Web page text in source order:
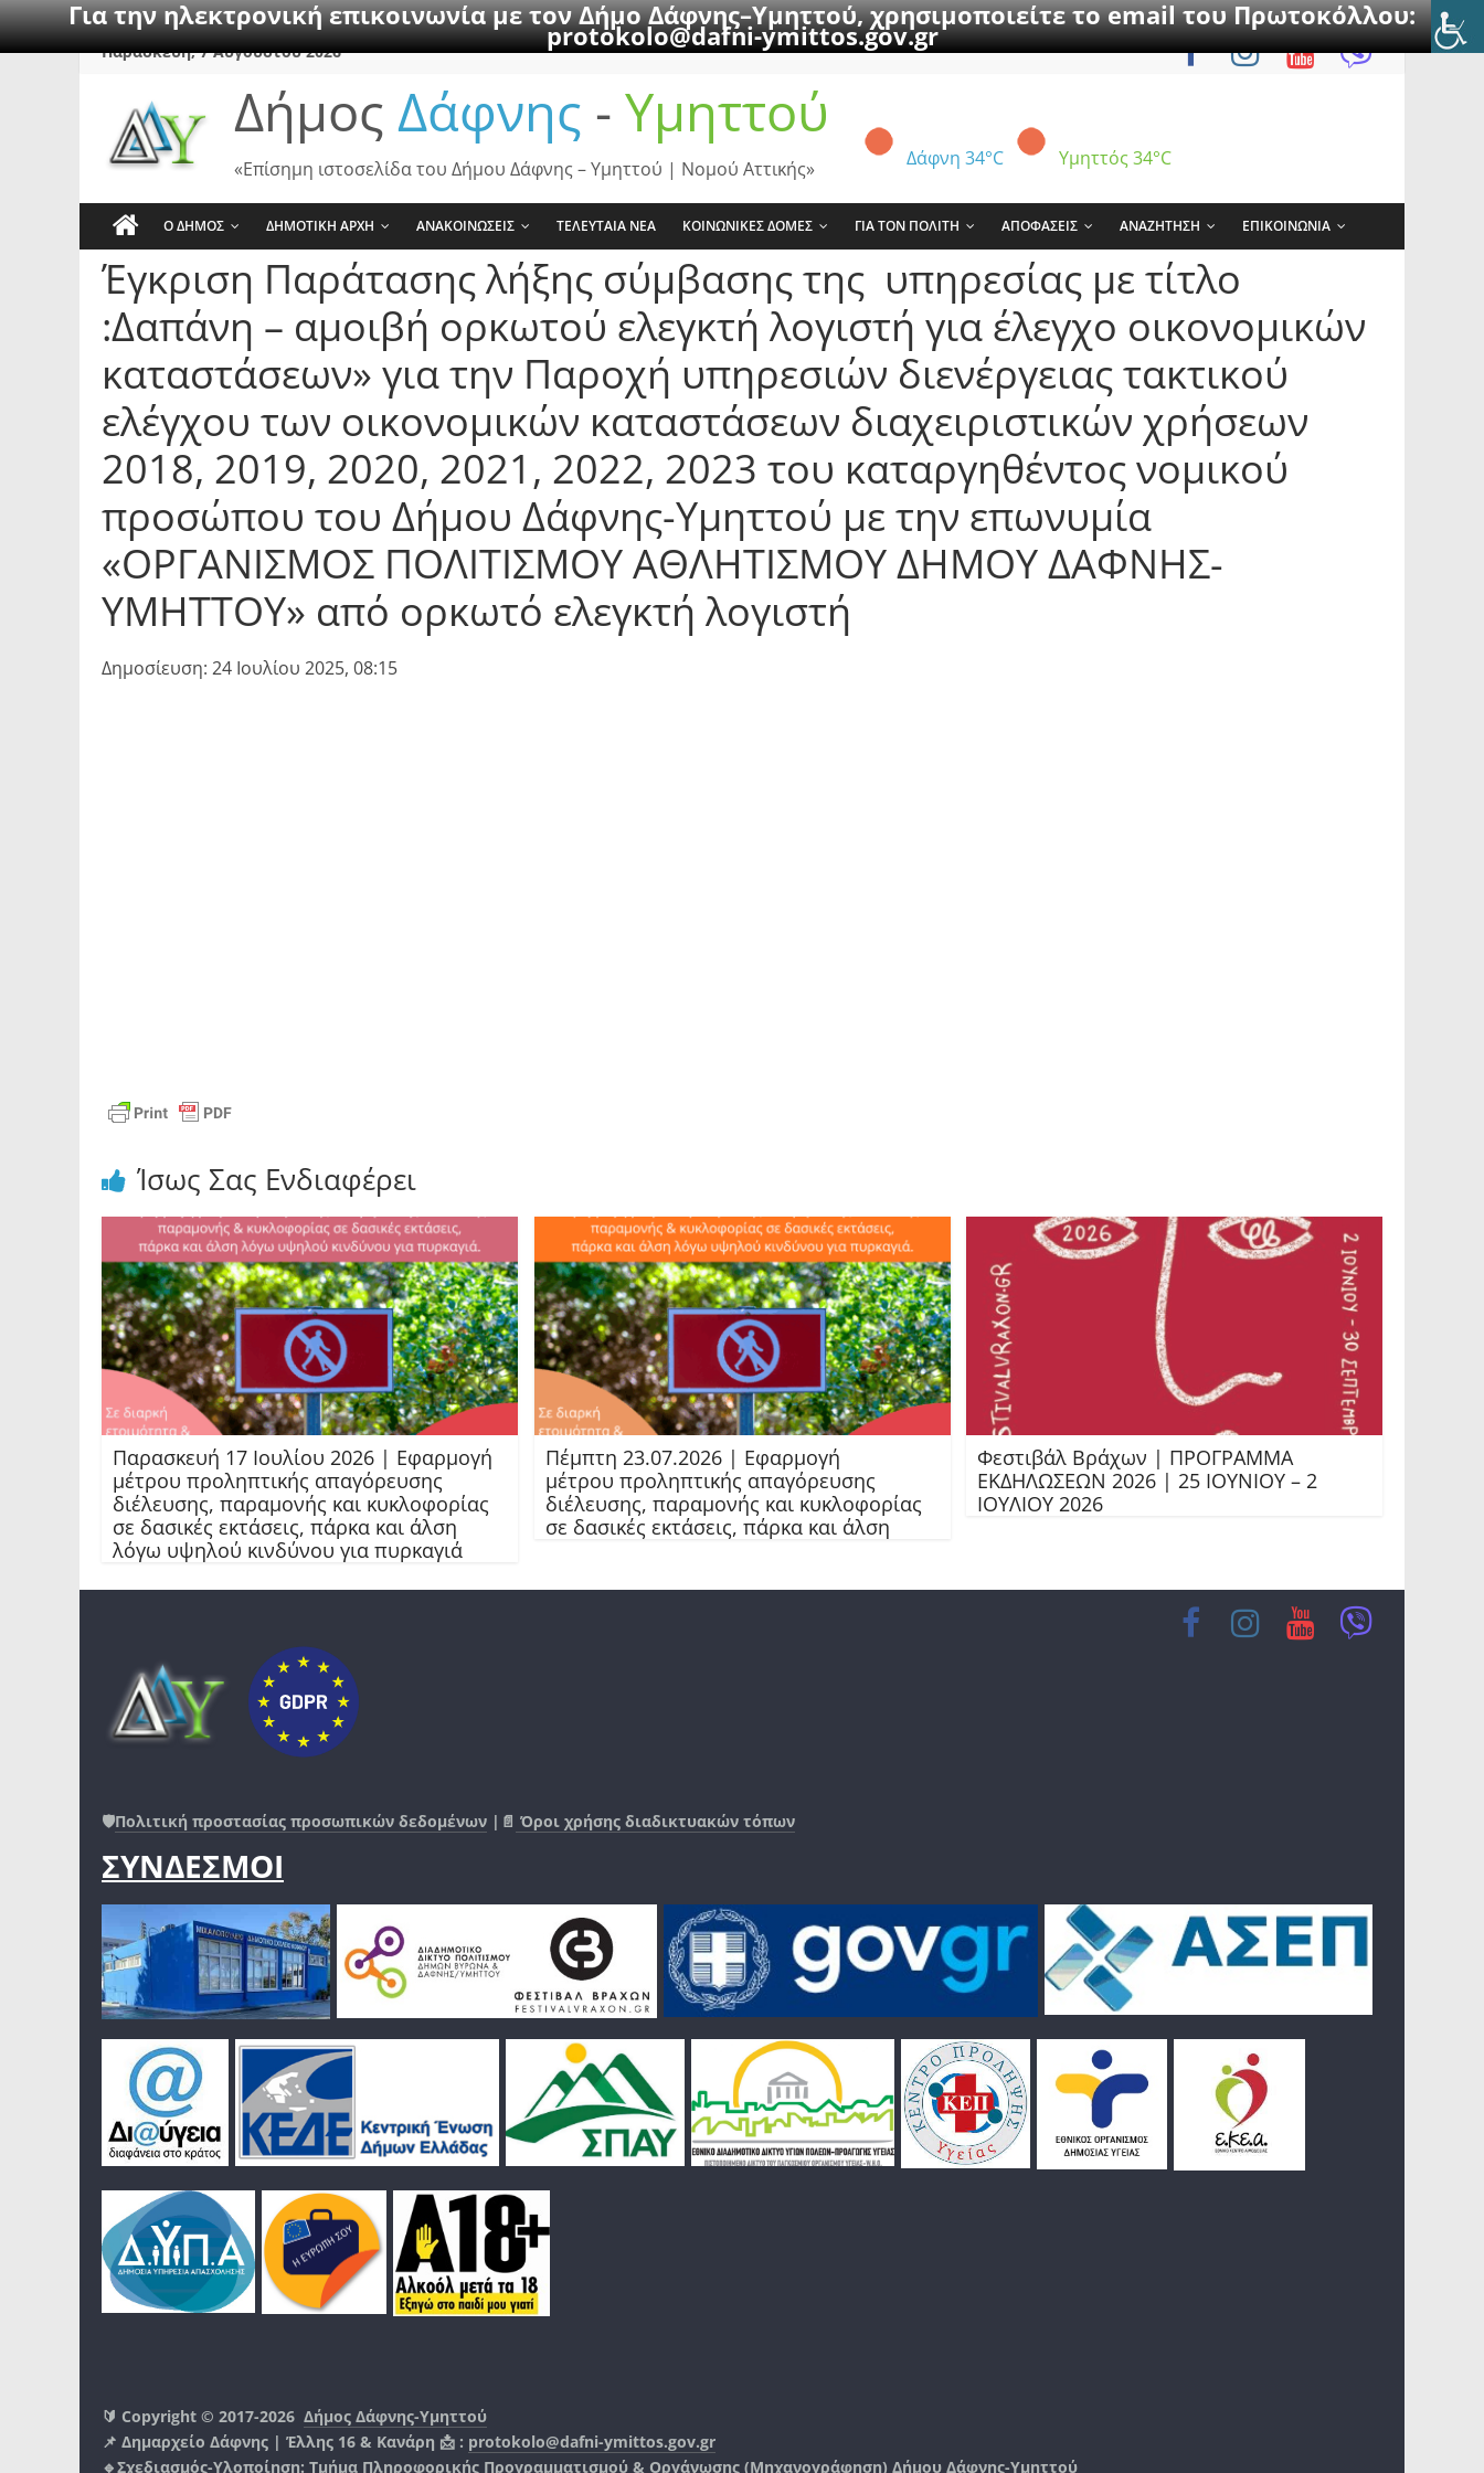
Για την ηλεκτρονική επικοινωνία με τον Δήμο Δάφνης–Υμηττού, χρησιμοποιείτε το email του Πρωτοκόλλου:
protokolo@dafni-ymittos.gov.gr
SkipΠαρασκευή, 7 Αυγούστου 2026
Δήμος Δάφνης - Υμηττού
Δάφνη 34°C Υμηττός 34°C
«Επίσημη ιστοσελίδα του Δήμου Δάφνης – Υμηττού | Νομού Αττικής»
Ο ΔΗΜΟΣ ΔΗΜΟΤΙΚΗ ΑΡΧΗ ΑΝΑΚΟΙΝΩΣΕΙΣ ΤΕΛΕΥΤΑΙΑ ΝΕΑ ΚΟΙΝΩΝΙΚΕΣ ΔΟΜΕΣ ΓΙΑ ΤΟΝ ΠΟΛΙΤΗ ΑΠΟΦΑΣΕΙΣ ΑΝΑΖΗΤΗΣΗ ΕΠΙΚΟΙΝΩΝΙΑ
Έγκριση Παράτασης λήξης σύμβασης της υπηρεσίας με τίτλο
:Δαπάνη – αμοιβή ορκωτού ελεγκτή λογιστή για έλεγχο οικονομικών
καταστάσεων» για την Παροχή υπηρεσιών διενέργειας τακτικού
ελέγχου των οικονομικών καταστάσεων διαχειριστικών χρήσεων
2018, 2019, 2020, 2021, 2022, 2023 του καταργηθέντος νομικού
προσώπου του Δήμου Δάφνης-Υμηττού με την επωνυμία
«ΟΡΓΑΝΙΣΜΟΣ ΠΟΛΙΤΙΣΜΟΥ ΑΘΛΗΤΙΣΜΟΥ ΔΗΜΟΥ ΔΑΦΝΗΣ-
ΥΜΗΤΤΟΥ» από ορκωτό ελεγκτή λογιστή
Δημοσίευση: 24 Ιουλίου 2025, 08:15
Ίσως Σας Ενδιαφέρει
Παρασκευή 17 Ιουλίου 2026 | Εφαρμογή
μέτρου προληπτικής απαγόρευσης
διέλευσης, παραμονής και κυκλοφορίας
σε δασικές εκτάσεις, πάρκα και άλση
λόγω υψηλού κινδύνου για πυρκαγιά
Πέμπτη 23.07.2026 | Εφαρμογή
μέτρου προληπτικής απαγόρευσης
διέλευσης, παραμονής και κυκλοφορίας
σε δασικές εκτάσεις, πάρκα και άλση
Φεστιβάλ Βράχων | ΠΡΟΓΡΑΜΜΑ
ΕΚΔΗΛΩΣΕΩΝ 2026 | 25 ΙΟΥΝΙΟΥ – 2
ΙΟΥΛΙΟΥ 2026
🛡️Πολιτική προστασίας προσωπικών δεδομένων |📄 Όροι χρήσης διαδικτυακών τόπων
ΣΥΝΔΕΣΜΟΙ
🔰 Copyright © 2017-2026 Δήμος Δάφνης-Υμηττού
📌 Δημαρχείο Δάφνης | Έλλης 16 & Κανάρη 📩 : protokolo@dafni-ymittos.gov.gr
🔹Σχεδιασμός-Υλοποίηση: Τμήμα Πληροφορικής Προγραμματισμού & Οργάνωσης (Μηχανογράφηση) Δήμου Δάφνης-Υμηττού